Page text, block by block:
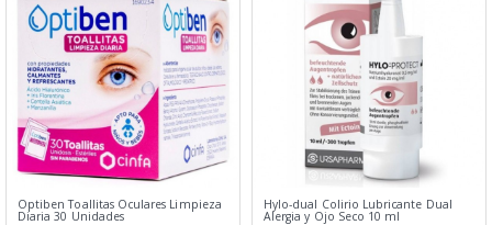
Optiben Toallitas Oculares Limpieza
Diaria 30 Unidades
Hylo-dual Colirio Lubricante Dual
Alergia y Ojo Seco 10 ml